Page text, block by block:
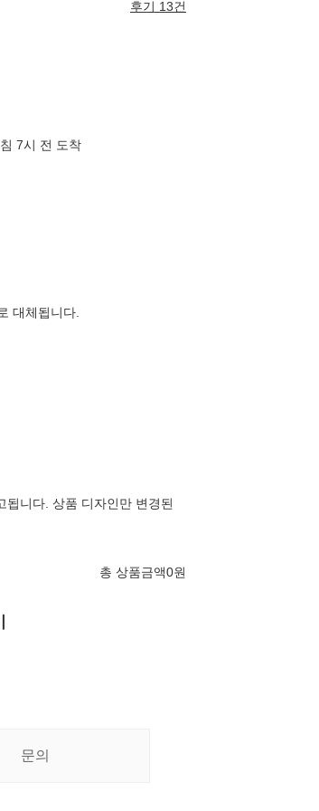
후기 13건
7시 전 도착
대체됩니다.
됩니다. 상품 디자인만 변경된
총 상품금액0원
문의